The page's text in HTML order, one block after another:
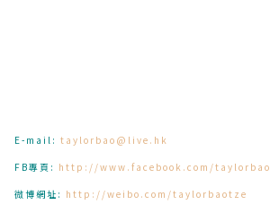
E-mail: taylorbao@live.hk
FB專頁: http://www.facebook.com/taylorbao
微博網址: http://weibo.com/taylorbaotze